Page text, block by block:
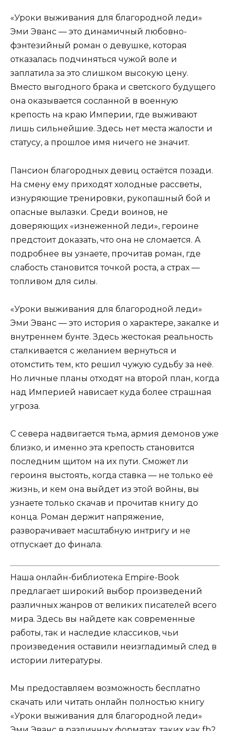
«Уроки выживания для благородной леди»
Эми Эванс — это динамичный любовно-
фэнтезийный роман о девушке, которая
отказалась подчиняться чужой воле и
заплатила за это слишком высокую цену.
Вместо выгодного брака и светского будущего
она оказывается сосланной в военную
крепость на краю Империи, где выживают
лишь сильнейшие. Здесь нет места жалости и
статусу, а прошлое имя ничего не значит.
Пансион благородных девиц остаётся позади.
На смену ему приходят холодные рассветы,
изнуряющие тренировки, рукопашный бой и
опасные вылазки. Среди воинов, не
доверяющих «изнеженной леди», героине
предстоит доказать, что она не сломается. А
подробнее вы узнаете, прочитав роман, где
слабость становится точкой роста, а страх —
топливом для силы.
«Уроки выживания для благородной леди»
Эми Эванс — это история о характере, закалке и
внутреннем бунте. Здесь жестокая реальность
сталкивается с желанием вернуться и
отомстить тем, кто решил чужую судьбу за неё.
Но личные планы отходят на второй план, когда
над Империей нависает куда более страшная
угроза.
С севера надвигается тьма, армия демонов уже
близко, и именно эта крепость становится
последним щитом на их пути. Сможет ли
героиня выстоять, когда ставка — не только её
жизнь, и кем она выйдет из этой войны, вы
узнаете только скачав и прочитав книгу до
конца. Роман держит напряжение,
разворачивает масштабную интригу и не
отпускает до финала.
Наша онлайн-библиотека Empire-Book
предлагает широкий выбор произведений
различных жанров от великих писателей всего
мира. Здесь вы найдете как современные
работы, так и наследие классиков, чьи
произведения оставили неизгладимый след в
истории литературы.
Мы предоставляем возможность бесплатно
скачать или читать онлайн полностью книгу
«Уроки выживания для благородной леди»